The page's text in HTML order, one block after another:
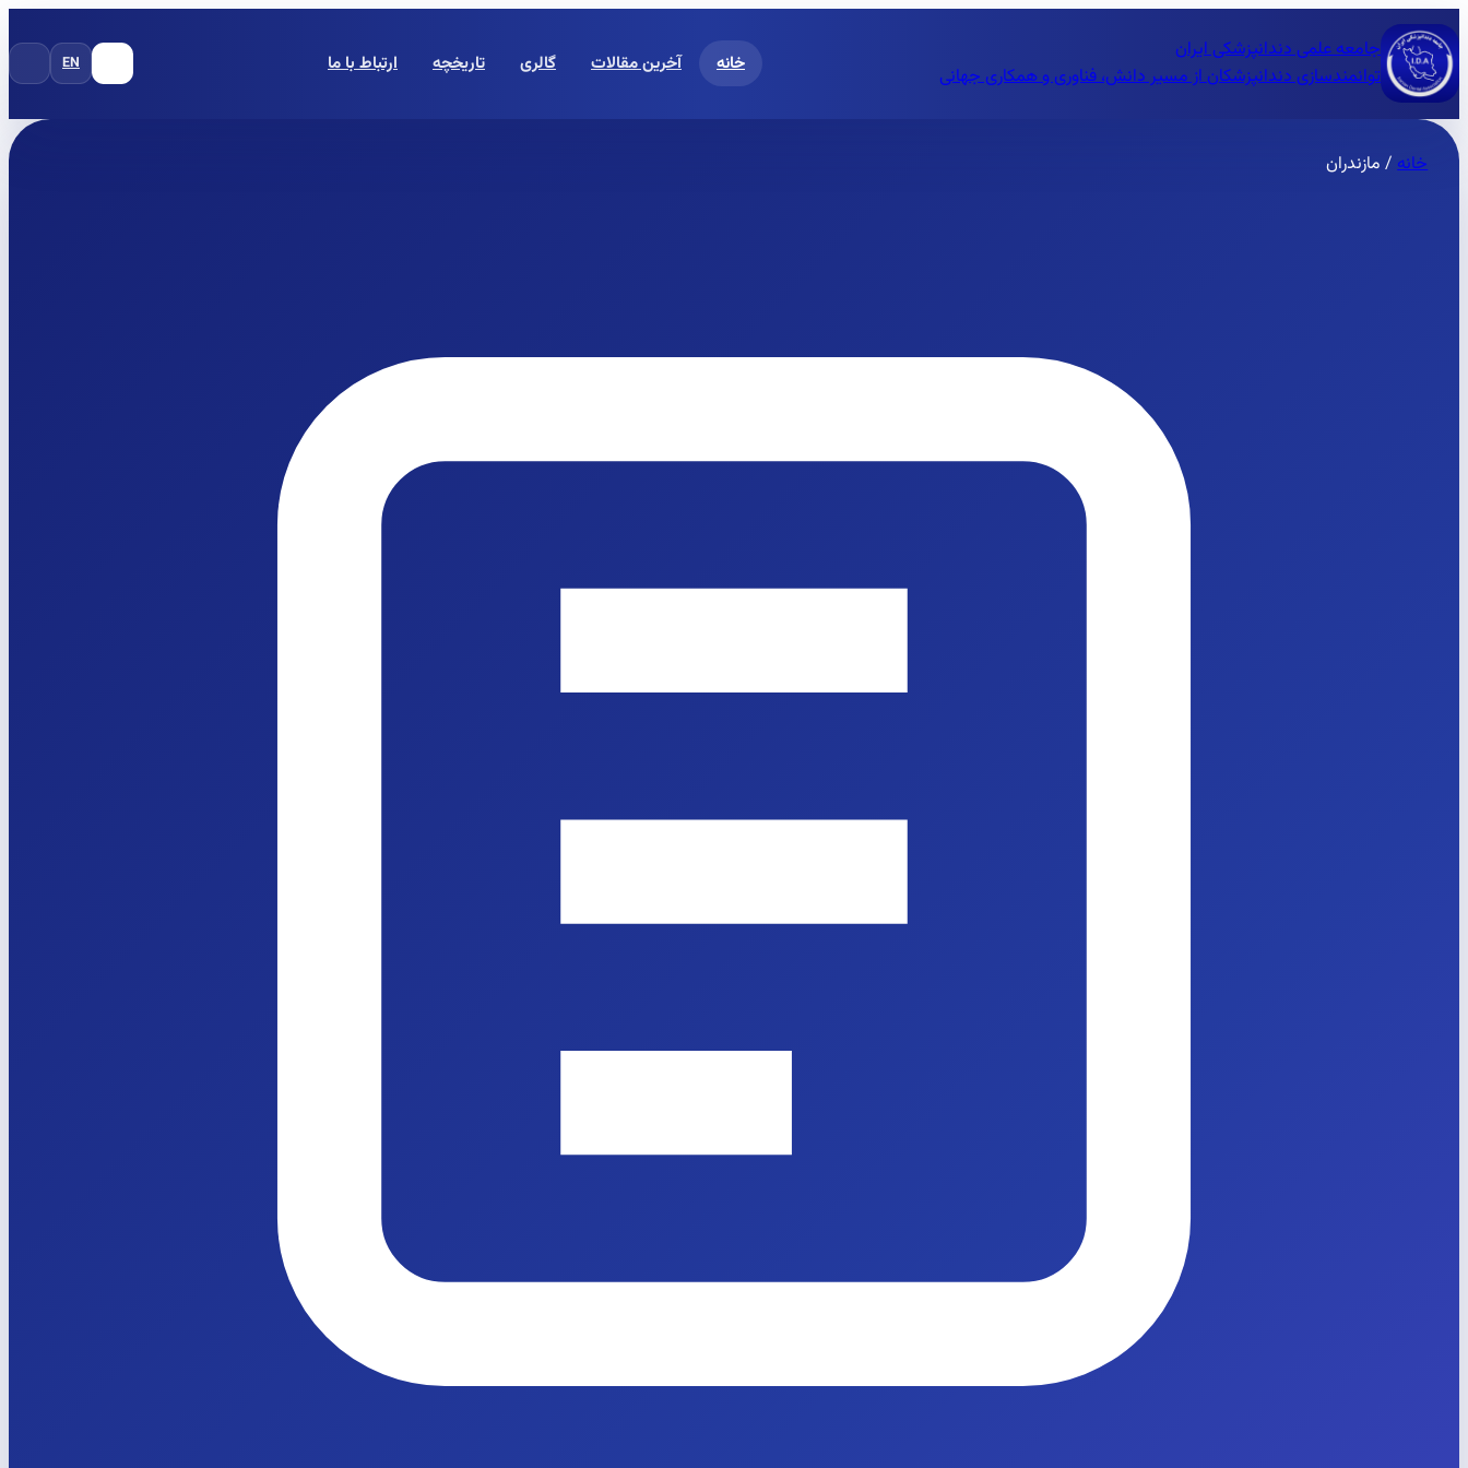
جامعه علمی دندانپزشکی ایران
توانمندسازی دندانپزشکان از مسیر دانش، فناوری و همکاری جهانی
خانه آخرین مقالات گالری تاریخچه ارتباط با ما EN
خانه / مازندران